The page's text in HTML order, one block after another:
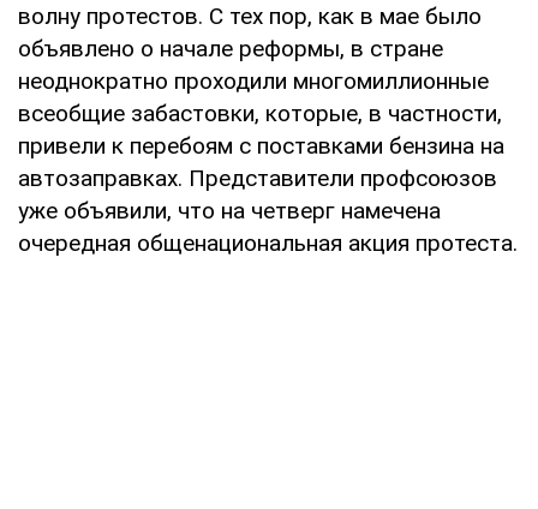
волну протестов. С тех пор, как в мае было
объявлено о начале реформы, в стране
неоднократно проходили многомиллионные
всеобщие забастовки, которые, в частности,
привели к перебоям с поставками бензина на
автозаправках. Представители профсоюзов
уже объявили, что на четверг намечена
очередная общенациональная акция протеста.